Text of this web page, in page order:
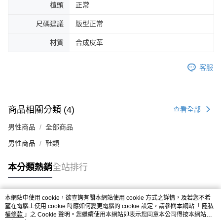
４．使用「AFTEE先享後付」時，將依據個別帳號之用戶狀況，依本公司即
請求用戶進行身份認證。
恩沛科技股份有限公司將有權停止該用戶之使用額度並採取法律行動。
楦頭 正常
尺碼建議 版型正常
材質 合成皮革
客服
商品相關分類 (4) 查看全部
男性商品 全部商品
男性商品 鞋類
本分類熱銷全站排行
熱門標籤
本網站中使用 cookie，欲查詢有關本網站使用 cookie 方式之詳情，及若您不希
望在電腦上使用 cookie 時應如何變更電腦的 cookie 設定，請參閱本網站「 隱私
權條款 」之 Cookie 聲明。您繼續使用本網站即表示您同意本公司得按本網站使